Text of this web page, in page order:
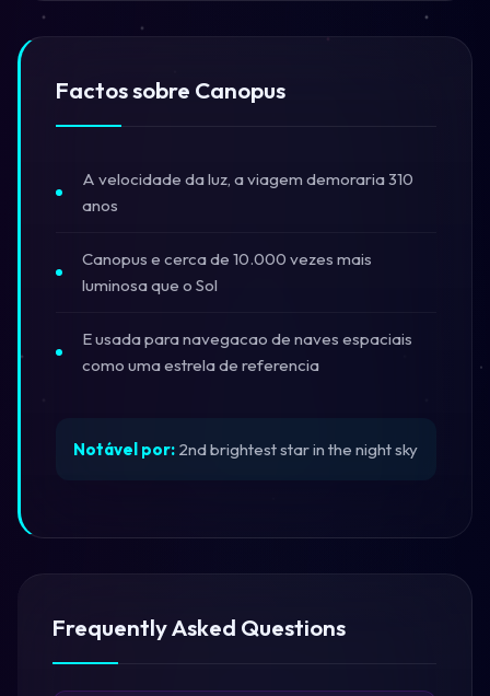
Factos sobre Canopus
A velocidade da luz, a viagem demoraria 310
anos
Canopus e cerca de 10.000 vezes mais
luminosa que o Sol
E usada para navegacao de naves espaciais
como uma estrela de referencia
Notável por: 2nd brightest star in the night sky
Frequently Asked Questions